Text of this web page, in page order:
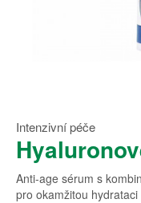
Intenzivní péče
Anti-age sérum s
pro okamžitou